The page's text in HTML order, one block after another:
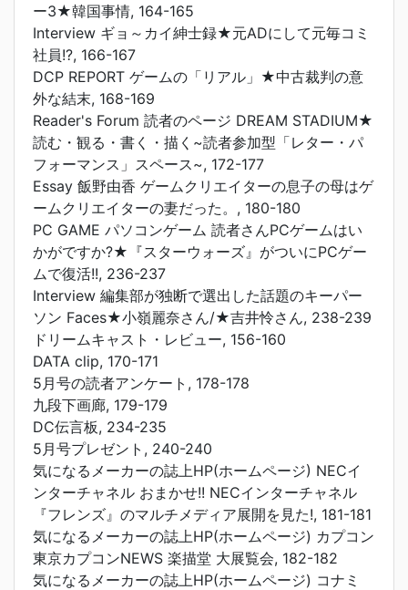
ー3★韓国事情, 164-165
Interview ギョ～カイ紳士録★元ADにして元毎コミ
社員!?, 166-167
DCP REPORT ゲームの「リアル」★中古裁判の意
外な結末, 168-169
Reader's Forum 読者のページ DREAM STADIUM★
読む・観る・書く・描く~読者参加型「レター・パ
フォーマンス」スペース~, 172-177
Essay 飯野由香 ゲームクリエイターの息子の母はゲ
ームクリエイターの妻だった。, 180-180
PC GAME パソコンゲーム 読者さんPCゲームはい
かがですか?★『スターウォーズ』がついにPCゲー
ムで復活!!, 236-237
Interview 編集部が独断で選出した話題のキーパー
ソン Faces★小嶺麗奈さん/★吉井怜さん, 238-239
ドリームキャスト・レビュー, 156-160
DATA clip, 170-171
5月号の読者アンケート, 178-178
九段下画廊, 179-179
DC伝言板, 234-235
5月号プレゼント, 240-240
気になるメーカーの誌上HP(ホームページ) NECイ
ンターチャネル おまかせ!! NECインターチャネル
『フレンズ』のマルチメディア展開を見た!, 181-181
気になるメーカーの誌上HP(ホームページ) カプコン
東京カプコンNEWS 楽描堂 大展覧会, 182-182
気になるメーカーの誌上HP(ホームページ) コナミ